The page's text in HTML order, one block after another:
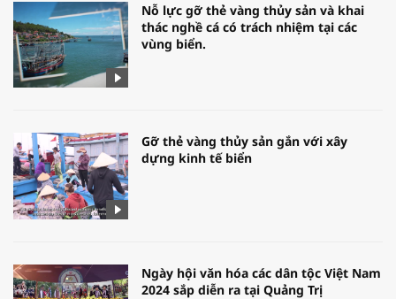
Nỗ lực gỡ thẻ vàng thủy sản và khai
thác nghề cá có trách nhiệm tại các
vùng biển.
Gỡ thẻ vàng thủy sản gắn với xây
dựng kinh tế biển
Ngày hội văn hóa các dân tộc Việt Nam
2024 sắp diễn ra tại Quảng Trị